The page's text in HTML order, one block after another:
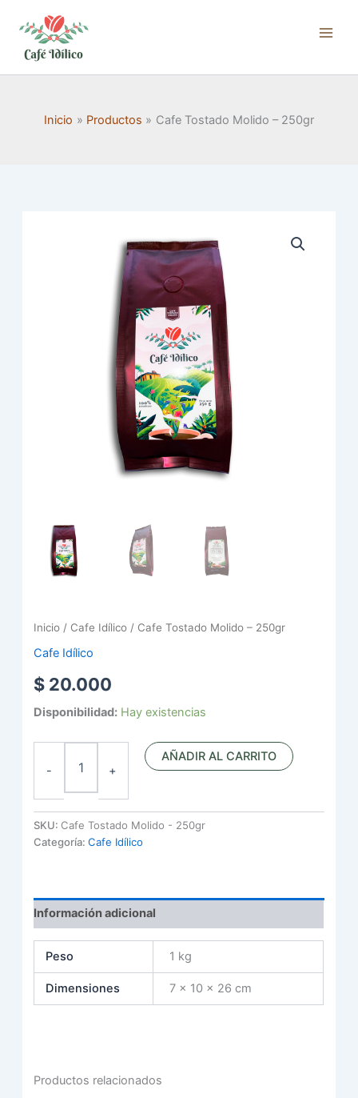
contenido
Inicio Productos Cafe Tostado Molido – 250gr
Inicio / Cafe Idílico / Cafe Tostado Molido – 250gr
Cafe Idílico
$ 20.000
Disponibilidad: Hay existencias
- +
AÑADIR AL CARRITO
SKU: Cafe Tostado Molido - 250gr
Categoría:Cafe Idílico
Información adicional
Peso 1 kg
Dimensiones 7 × 10 × 26 cm
Productos relacionados